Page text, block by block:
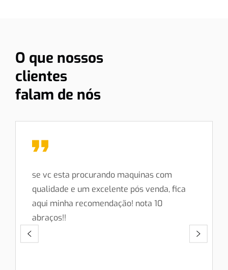
O que nossos
clientes
falam de nós
se vc esta procurando maquinas com
qualidade e um excelente pós venda, fica
aqui minha recomendação! nota 10
abraços!!